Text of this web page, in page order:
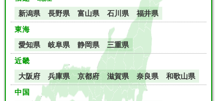
新潟県
長野県 富山県 石川県
福井県
東海
愛知県
岐阜県 静岡県
三重県
近畿
大阪府
兵庫県 京都府 滋賀県 奈良県
和歌山県
中国